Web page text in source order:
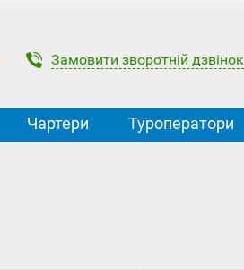
Замовити зворотній дзвінок
Чартери Туроператори